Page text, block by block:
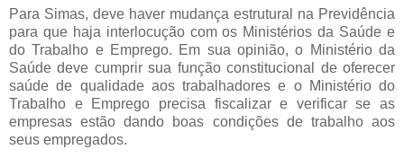
Para Simas, deve haver mudança estrutural na Previdência
para que haja interlocução com os Ministérios da Saúde e
do Trabalho e Emprego. Em sua opinião, o Ministério da
Saúde deve cumprir sua função constitucional de oferecer
saúde de qualidade aos trabalhadores e o Ministério do
Trabalho e Emprego precisa fiscalizar e verificar se as
empresas estão dando boas condições de trabalho aos
seus empregados.